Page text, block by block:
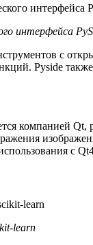
интерфейса
с
Pyside
компанией Qt,
с
learn